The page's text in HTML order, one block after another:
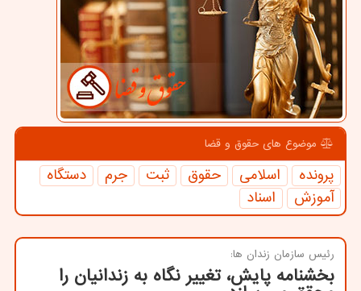
موضوع های حقوق و قضا
پرونده اسلامی حقوق ثبت جرم
دستگاه
آموزش
اسناد
رئیس سازمان زندان ها:
بخشنامه پایش، تغییر نگاه به زندانیان را